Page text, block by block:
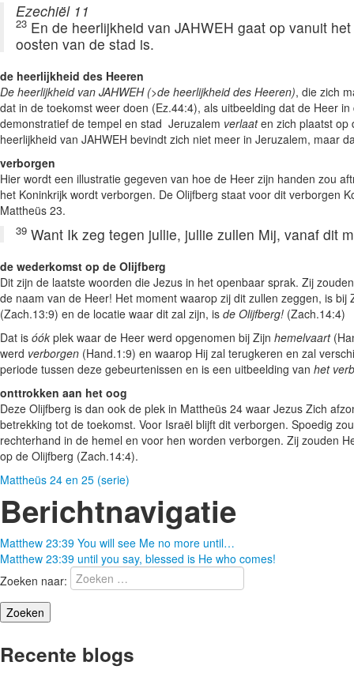
Ezechiël 11
23 En de heerlijkheid van JAHWEH gaat op vanuit
oosten van de stad is.
de heerlijkheid des Heeren
De heerlijkheid van JAHWEH (>de heerlijkheid des Heeren), die zich
dat in de toekomst weer doen (Ez.44:4), als uitbeelding dat de Heer
demonstratief de tempel en stad Jeruzalem verlaaten zich plaatst op
heerlijkheid van JAHWEH bevindt zich niet meer in Jeruzalem, maar
verborgen
Hier wordt een illustratie gegeven van hoe de Heer zijn handen zou
het Koninkrijk wordt verborgen. De Olijfberg staat voor dit verborgen
Mattheüs 23.
39 Want Ik zeg tegen jullie, jullie zullen Mij, vanaf dit
de wederkomst op de Olijfberg
Dit zijn de laatste woorden die Jezus in het openbaar sprak. Zij
de naam van de Heer! Het moment waarop zij dit zullen zeggen, is
(Zach.13:9) en de locatie waar dit zal zijn, is de Olijfberg! (Zach.14:4)
Dat is óók plek waar de Heer werd opgenomen bij Zijn hemelvaart
werd verborgen (Hand.1:9) en waarop Hij zal terugkeren en zal
periode tussen deze gebeurtenissen en is een uitbeelding van het
onttrokken aan het oog
Deze Olijfberg is dan ook de plek in Mattheüs 24 waar Jezus Zich
betrekking tot de toekomst. Voor Israël blijft dit verborgen. Spoedig
rechterhand in de hemel en voor hen worden verborgen. Zij zouden
op de Olijfberg (Zach.14:4).
Mattheüs 24 en 25 (serie)
Berichtnavigatie
Matthew 23:39 You will see Me no more until…
Matthew 23:39 until you say, blessed is He who comes!
Zoeken naar:
Recente blogs